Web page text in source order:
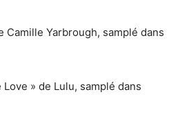
Camille Yarbrough, samplé dans
» de Lulu, samplé dans